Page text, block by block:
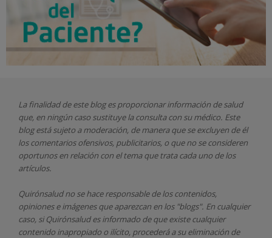
La finalidad de este blog es proporcionar información de salud
que, en ningún caso sustituye la consulta con su médico. Este
blog está sujeto a moderación, de manera que se excluyen de él
los comentarios ofensivos, publicitarios, o que no se consideren
oportunos en relación con el tema que trata cada uno de los
artículos.
Quirónsaludno se hace responsable de los contenidos,
opiniones e imágenes que aparezcan en los "blogs". En cualquier
caso, si Quirónsaludes informado de que existe cualquier
contenido inapropiado o ilícito, procederá a su eliminación de